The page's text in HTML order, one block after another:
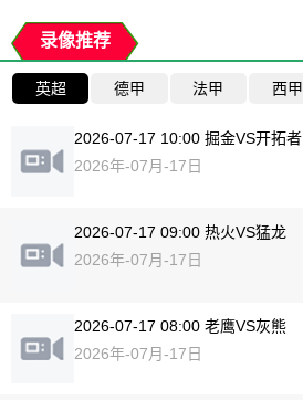
录像推荐
英超 德甲 法甲 西甲
2026-07-17 10:00 掘金VS开拓者
2026年-07月-17日
2026-07-17 09:00 热火VS猛龙
2026年-07月-17日
2026-07-17 08:00 老鹰VS灰熊
2026年-07月-17日